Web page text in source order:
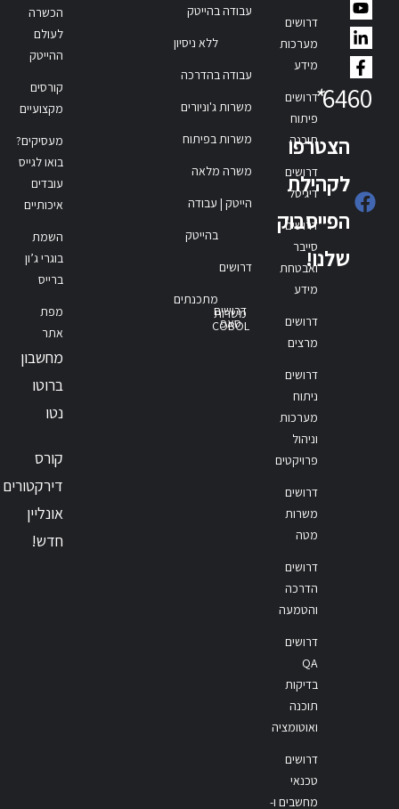
6460
*
הצטרפו
לקהילת
הפייסבוק
שלנו!
דרושים
מערכות
מידע
דרושים
פיתוח
תוכנה
דרושים
דיגיטל
דרושים
סייבר
ואבטחת
מידע
דרושים
מרצים
דרושים
ניתוח
מערכות
וניהול
פרויקטים
דרושים
משרות
מטה
דרושים
הדרכה
והטמעה
דרושים
QA
בדיקות
תוכנה
ואוטומציה
דרושים
טכנאי
מחשבים ו-
עבודה בהייטק
ללא ניסיון
עבודה בהדרכה
משרות ג'וניורים
משרות בפיתוח
משרה מלאה
הייטק | עבודה
בהייטק
דרושים
מתכנתים
דרושים
סאפ
משרות
COBOL
הכשרה
לעולם
ההייטק
קורסים
מקצועיים
מעסיקים?
בואו לגייס
עובדים
איכותיים
השמת
בוגרי ג’ון
ברייס
מפת
אתר
מחשבון
ברוטו
נטו
קורס
דירקטורים
אונליין
חדש!